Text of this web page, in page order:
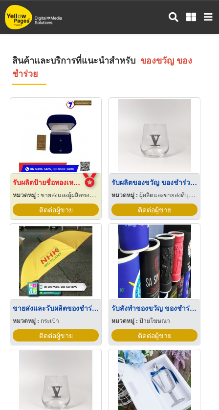
ข้าม
ไป
สินค้าและบริการที่แนะนำสำหรับ ของขวัญ ของ
ชำร่วย
รับผลิตป้ายชื่อทองเหลือง
หมวดหมู่ : ขายส่งและผู้ผลิตของขวัญและของชำร่วย
ติดต่อผู้ขาย
รับผลิตของขวัญ ของชำร่วย ที่ทำจากพิวเตอร์
หมวดหมู่ :ผู้ผลิตและขายส่งดีบุกผสมแร่พลวง (พิวเตอร์)
ติดต่อผู้ขาย
ขายส่งและรับผลิตของชำร่วย
หมวดหมู่ : กระเป๋า
ติดต่อผู้ขาย
รับสังทำของขวัญ ของชำร่วย ภูเก็ต
หมวดหมู่ :ป้ายโฆษณา
ติดต่อผู้ขาย